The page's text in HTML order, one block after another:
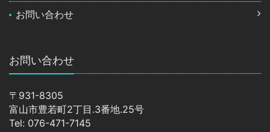
お問い合わせ
お問い合わせ
〒931-8305
富山市豊若町2丁目.3番地.25号
Tel: 076-471-7145